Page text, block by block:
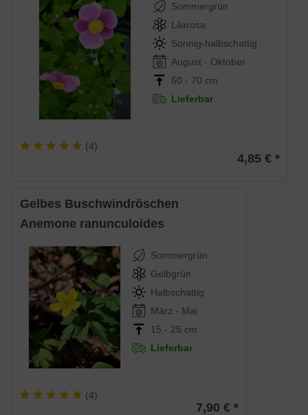
Sommergrün
Lilarosa
Sonnig-halbschattig
August - Oktober
60 - 70 cm
Lieferbar
(4)
4,85 € *
Gelbes Buschwindröschen
Anemone ranunculoides
Sommergrün
Gelbgrün
Halbschattig
März - Mai
15 - 25 cm
Lieferbar
(4)
7,90 € *